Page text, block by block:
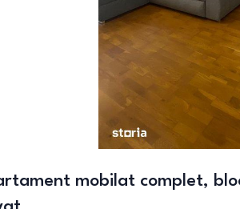
mobilat complet,